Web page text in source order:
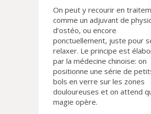
On peut y recourir en
comme un adjuvant de
d’ostéo, ou encore
ponctuellement, juste pour
relaxer. Le principe est
par la médecine chinoise: on
positionne une série de
bols en verre sur les zones
douloureuses et on attend
magie opère.